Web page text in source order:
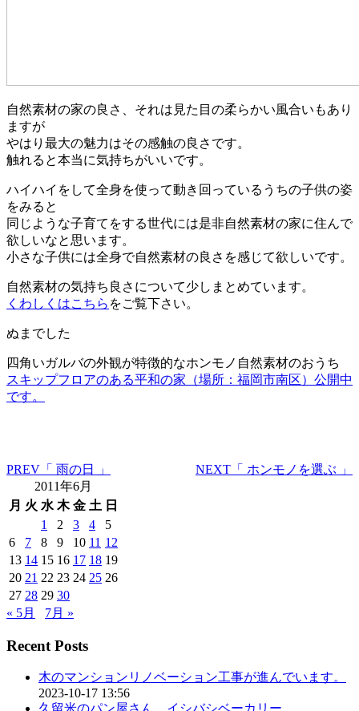
自然素材の家の良さ、それは見た目の柔らかい風合いもあり
ますが
やはり最大の魅力はその感触の良さです。
触れると本当に気持ちがいいです。
ハイハイをして全身を使って動き回っているうちの子供の姿
をみると
同じような子育てをする世代には是非自然素材の家に住んで
欲しいなと思います。
小さな子供には全身で自然素材の良さを感じて欲しいです。
自然素材の気持ち良さについて少しまとめています。
くわしくはこちら をご覧下さい。
ぬまでした
四角いガルバの外観が特徴的なホンモノ自然素材のおうち
スキップフロアのある平和の家（場所：福岡市南区）公開中
です。
PREV 「 雨の日 」 NEXT 「 ホンモノを選ぶ 」
2011年6月
月 火 水 木 金 土 日
1
2 3 4
5
6
7 8 9 10 11 12
13 14 15 16 17 18 19
20 21 22 23 24 25 26
27 28 29 30
« 5月
7月 »
Recent Posts
木のマンションリノベーション工事が進んでいます。
2023-10-17 13:56